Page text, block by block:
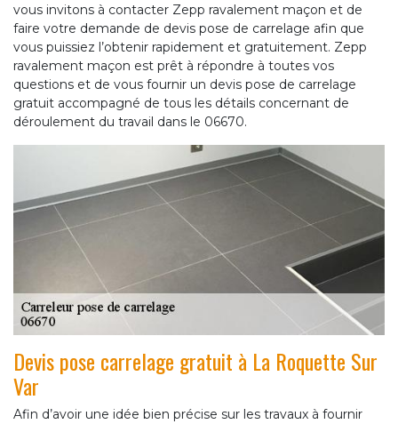
vous invitons à contacter Zepp ravalement maçon et de
faire votre demande de devis pose de carrelage afin que
vous puissiez l’obtenir rapidement et gratuitement. Zepp
ravalement maçon est prêt à répondre à toutes vos
questions et de vous fournir un devis pose de carrelage
gratuit accompagné de tous les détails concernant de
déroulement du travail dans le 06670.
Devis pose carrelage gratuit à La Roquette Sur
Var
Afin d’avoir une idée bien précise sur les travaux à fournir